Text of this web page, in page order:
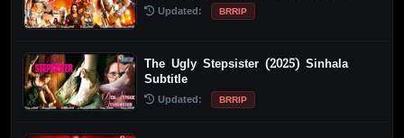
Updated: BRRIP
The Ugly Stepsister (2025) Sinhala
Subtitle
Updated: BRRIP